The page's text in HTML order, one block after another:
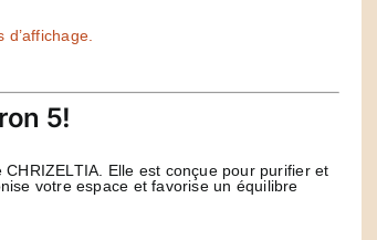
5!
Elle est conçue pour purifier et
votre espace et favorise un équilibre